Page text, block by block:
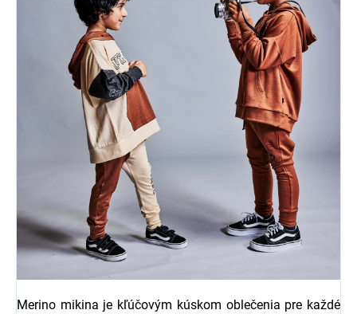
Merino mikina je kľúčovým kúskom oblečenia pre každé